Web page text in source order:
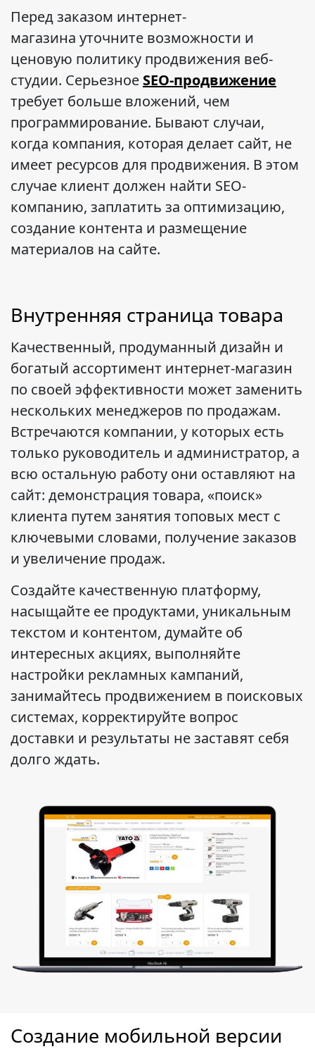
Перед заказом интернет-
магазина уточните возможности и
ценовую политику продвижения веб-
студии. Серьезное SEO-продвижение
требует больше вложений, чем
программирование. Бывают случаи,
когда компания, которая делает сайт, не
имеет ресурсов для продвижения. В этом
случае клиент должен найти SEO-
компанию, заплатить за оптимизацию,
создание контента и размещение
материалов на сайте.
Внутренняя страница товара
Качественный, продуманный дизайн и
богатый ассортимент интернет-магазин
по своей эффективности может заменить
нескольких менеджеров по продажам.
Встречаются компании, у которых есть
только руководитель и администратор, а
всю остальную работу они оставляют на
сайт: демонстрация товара, «поиск»
клиента путем занятия топовых мест с
ключевыми словами, получение заказов
и увеличение продаж.
Создайте качественную платформу,
насыщайте ее продуктами, уникальным
текстом и контентом, думайте об
интересных акциях, выполняйте
настройки рекламных кампаний,
занимайтесь продвижением в поисковых
системах, корректируйте вопрос
доставки и результаты не заставят себя
долго ждать.
Создание мобильной версии